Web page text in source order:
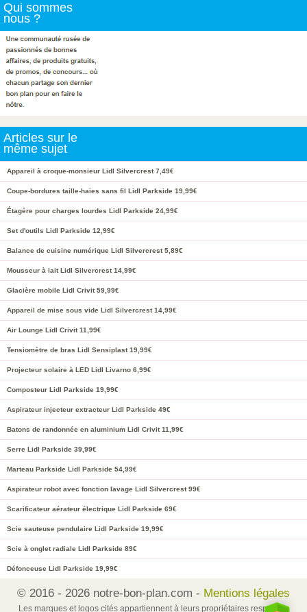
Qui sommes
nous ?
Articles sur le
même sujet
Appareil à croque-monsieur Lidl Silvercrest 7,49€
Coupe-bordures taille-haies sans fil Lidl Parkside 19,99€
Étagère pour charges lourdes Lidl Parkside 24,99€
Set d'outils Lidl Parkside 12,99€
Balance de cuisine numérique Lidl Silvercrest 5,89€
Mousseur à lait Lidl Silvercrest 14,99€
Glacière mobile Lidl Crivit 59,99€
Appareil de mise sous vide Lidl Silvercrest 14,99€
Air Lounge Lidl Crivit 11,99€
Tensiomètre de bras Lidl Sensiplast 19,99€
Projecteur solaire à LED Lidl Livarno 6,99€
Composteur Lidl Parkside 19,99€
Aspirateur injecteur extracteur Lidl Parkside 49€
Batons de randonnée en aluminium Lidl Crivit 11,99€
Serre Lidl Parkside 39,99€
Marteau Parkside Lidl Parkside 54,99€
Aspirateur robot avec fonction lavage Lidl Silvercrest 99€
Scarificateur aérateur électrique Lidl Parkside 69€
Scie sauteuse pendulaire Lidl Parkside 19,99€
Scie à onglet radiale Lidl Parkside 89€
Défonceuse Lidl Parkside 19,99€
© 2016 - 2026 notre-bon-plan.com - Mentions légales
Les marques et logos cités appartiennent à leurs propriétaires respectifs.